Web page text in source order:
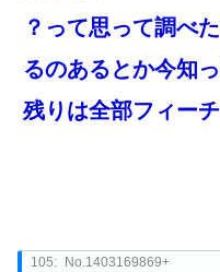
？って思って調べ
るのあるとか今知っ
残りは全部フィー
105: No.1403169869+